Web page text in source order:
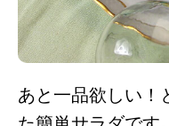
あと一品欲しい！